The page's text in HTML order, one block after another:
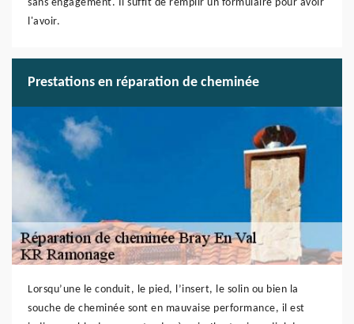
sans engagement. Il suffit de remplir un formulaire pour avoir
l'avoir.
Prestations en réparation de cheminée
Lorsqu’une le conduit, le pied, l’insert, le solin ou bien la
souche de cheminée sont en mauvaise performance, il est